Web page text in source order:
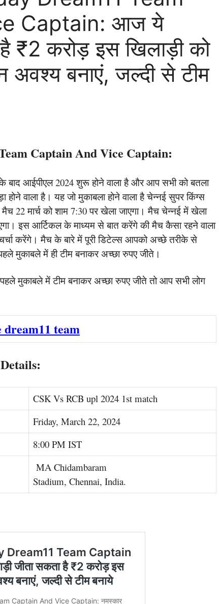
Captain: आज ये
₹2 करोड़ इस खिलाड़ी को
अवश्य बनाएं, जल्दी से टीम
Captain And Vice Captain:
बाद आईपीएल 2024 शुरू होने वाला है और आप सभी को बतला
वाला है। यह जो मुकाबला होने वाला है चेन्नई सुपर किंग्स
22 मार्च को शाम 7:30 पर खेला जाएगा। मैच चेन्नई में खेला
इस आर्टिकल के माध्यम से बात करेंगे की मैच कैसा रहने वाला
चर्चा करेंगे। मैच के बारे में पूरी डिटेल्स आपको अच्छे तरीके से
मुकाबले में ही टीम बनाकर अच्छा रुपए जीते।
मुकाबले में टीम बनाकर अच्छा रुपए जीते तो आप सभी लोग
dream11 team
CSK Vs RCB upl 2024 1st match
Friday, March 22, 2024
8:00 PM IST
MA Chidambaram
Stadium, Chennai, India.